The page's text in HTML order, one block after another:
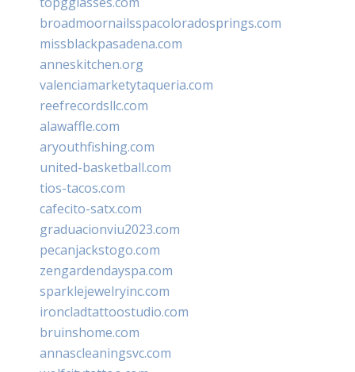
broadmoornailsspacoloradosprings.com
missblackpasadena.com
anneskitchen.org
valenciamarketytaqueria.com
reefrecordsllc.com
alawaffle.com
aryouthfishing.com
united-basketball.com
tios-tacos.com
cafecito-satx.com
graduacionviu2023.com
pecanjackstogo.com
zengardendayspa.com
sparklejewelryinc.com
ironcladtattoostudio.com
bruinshome.com
annascleaningsvc.com